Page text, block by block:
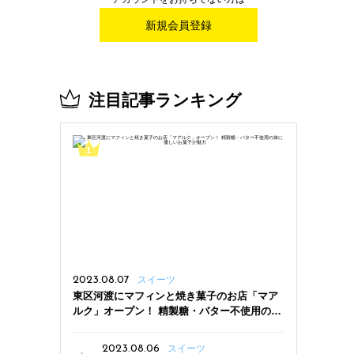
新規会員登録
注目記事ランキング
2023.08.07 スイーツ
東区河渡にマフィンと焼き菓子のお店「マア
ルク」オープン！ 精製糖・バター不使用の体
2023.08.06
スイーツ